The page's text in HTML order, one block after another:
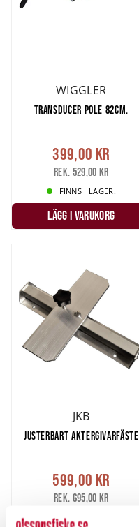
WIGGLER
TRANSDUCER POLE 82CM.
399,00 kr
Rek. 529,00 kr
FINNS I LAGER.
LÄGG I VARUKORG
JKB
JUSTERBART AKTERGIVARFÄSTE
599,00 kr
Rek. 695,00 kr
FINNS I LAGER.